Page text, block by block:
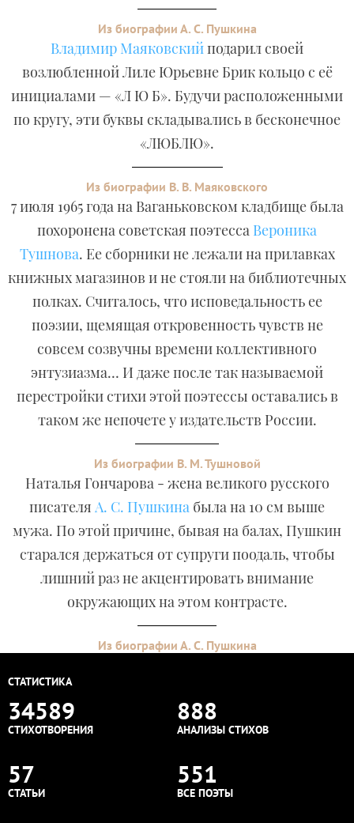
Из биографии А. С. Пушкина
Владимир Маяковскийподарил своей
возлюбленной Лиле Юрьевне Брик кольцо с её
инициалами — «Л Ю Б». Будучи расположенными
по кругу, эти буквы складывались в бесконечное
«ЛЮБЛЮ».
Из биографии В. В. Маяковского
7 июля 1965 года на Ваганьковском кладбище была
похоронена советская поэтесса Вероника
Тушнова. Ее сборники не лежали на прилавках
книжных магазинов и не стояли на библиотечных
полках. Считалось, что исповедальность ее
поэзии, щемящая откровенность чувств не
совсем созвучны времени коллективного
энтузиазма… И даже после так называемой
перестройки стихи этой поэтессы оставались в
таком же непочете у издательств России.
Из биографии В. М. Тушновой
Наталья Гончарова - жена великого русского
писателя А. С. Пушкина была на 10 см выше
мужа. По этой причине, бывая на балах, Пушкин
старался держаться от супруги поодаль, чтобы
лишний раз не акцентировать внимание
окружающих на этом контрасте.
Из биографии А. С. Пушкина
СТАТИСТИКА
34589
СТИХОТВОРЕНИЯ
888
АНАЛИЗЫ СТИХОВ
57
СТАТЬИ
551
ВСЕ ПОЭТЫ